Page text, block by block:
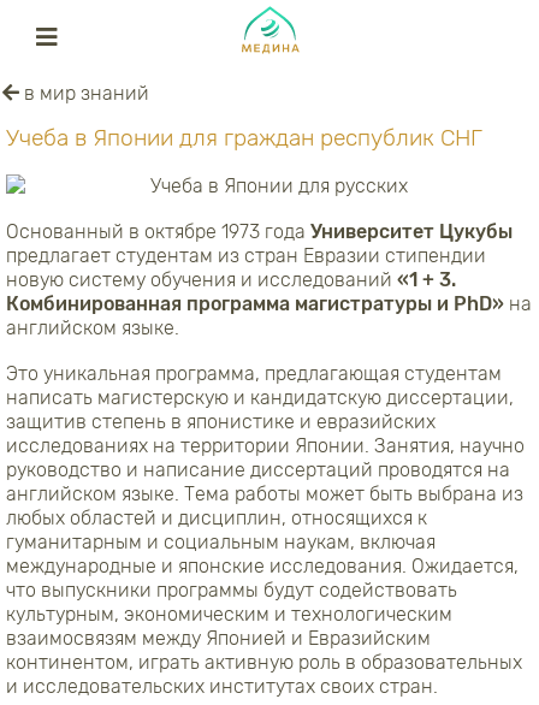
в мир знаний
Учеба в Японии для граждан республик СНГ
Основанный в октябре 1973 года Университет Цукубы
предлагает студентам из стран Евразии стипендии
новую систему обучения и исследований «1 + 3.
Комбинированная программа магистратуры и PhD» на
английском языке.
Это уникальная программа, предлагающая студентам
написать магистерскую и кандидатскую диссертации,
защитив степень в японистике и евразийских
исследованиях на территории Японии. Занятия, научно
руководство и написание диссертаций проводятся на
английском языке. Тема работы может быть выбрана из
любых областей и дисциплин, относящихся к
гуманитарным и социальным наукам, включая
международные и японские исследования. Ожидается,
что выпускники программы будут содействовать
культурным, экономическим и технологическим
взаимосвязям между Японией и Евразийским
континентом, играть активную роль в образовательных
и исследовательских институтах своих стран.